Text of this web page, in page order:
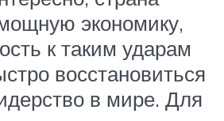
экономику,
к таким ударам
восстановиться
в мире. Для